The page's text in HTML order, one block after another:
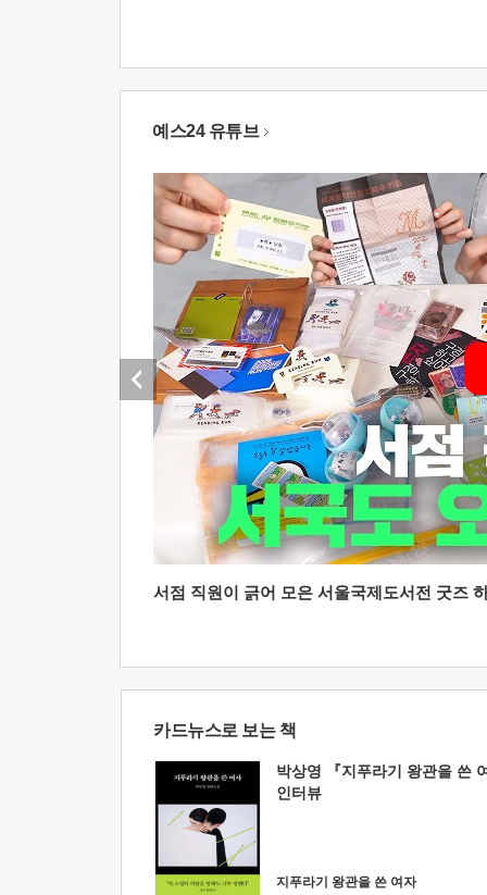
예스24 유튜브
서점 직원이 긁어 모은 서울국제도서전 굿즈
카드뉴스로 보는 책
박상영 『지푸라기 왕관을 쓴
인터뷰
지푸라기 왕관을 쓴 여자